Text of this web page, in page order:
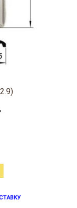
Диапазон
9.0x7.5х2.9)